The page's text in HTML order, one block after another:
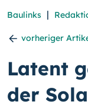
Baulinks |
vorheriger
Latent
der